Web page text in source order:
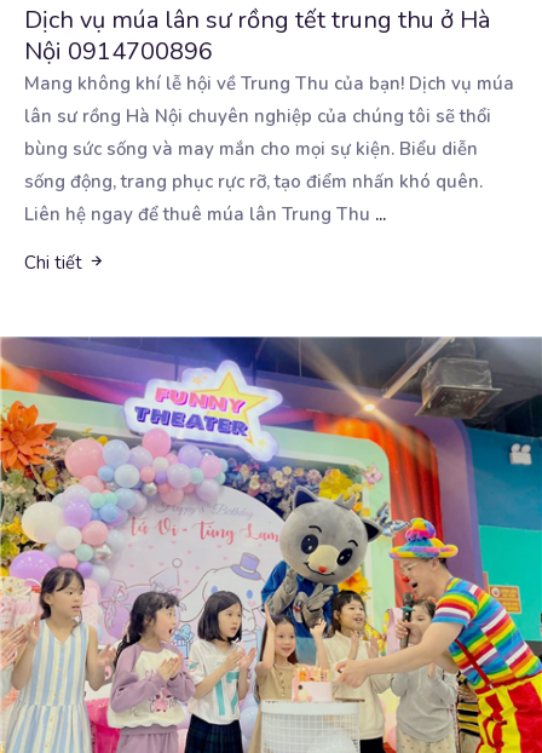
Dịch vụ múa lân sư rồng tết trung thu ở Hà
Nội 0914700896
Mang không khí lễ hội về Trung Thu của bạn! Dịch vụ múa
lân sư rồng Hà Nội chuyên nghiệp của chúng tôi sẽ thổi
bùng sức sống và may mắn cho mọi sự kiện. Biểu diễn
sống động, trang phục rực rỡ, tạo điểm nhấn khó quên.
Liên hệ ngay để thuê múa lân Trung Thu ...
Chi tiết